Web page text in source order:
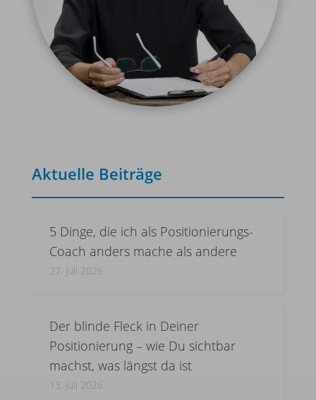
Aktuelle Beiträge
5 Dinge, die ich als Positionierungs-
Coach anders mache als andere
27. Juli 2026
Der blinde Fleck in Deiner
Positionierung – wie Du sichtbar
machst, was längst da ist
13. Juli 2026